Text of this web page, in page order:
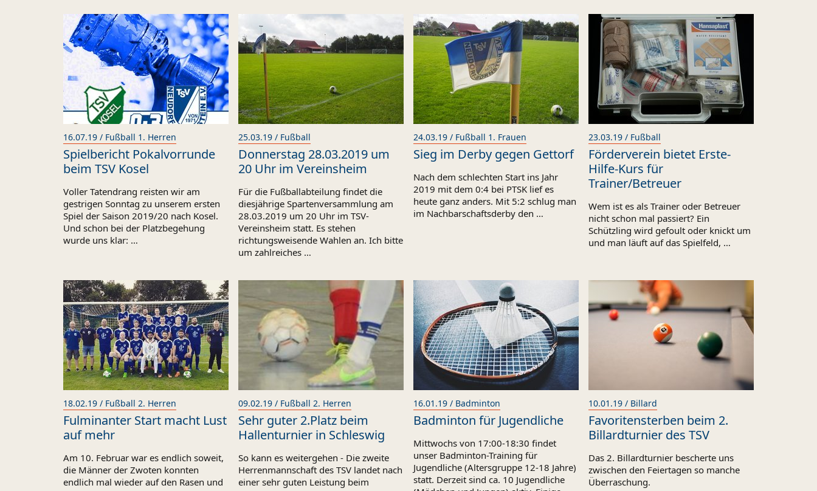
16.07.19 / Fußball 1. Herren
Spielbericht Pokalvorrunde
beim TSV Kosel
Voller Tatendrang reisten wir am
gestrigen Sonntag zu unserem ersten
Spiel der Saison 2019/20 nach Kosel.
Und schon bei der Platzbegehung
wurde uns klar: …
25.03.19 / Fußball
Donnerstag 28.03.2019 um
20 Uhr im Vereinsheim
Für die Fußballabteilung findet die
diesjährige Spartenversammlung am
28.03.2019 um 20 Uhr im TSV-
Vereinsheim statt. Es stehen
richtungsweisende Wahlen an. Ich bitte
um zahlreiches …
24.03.19 / Fußball 1. Frauen
Sieg im Derby gegen Gettorf
Nach dem schlechten Start ins Jahr
2019 mit dem 0:4 bei PTSK lief es
heute ganz anders. Mit 5:2 schlug man
im Nachbarschaftsderby den …
23.03.19 / Fußball
Förderverein bietet Erste-
Hilfe-Kurs für
Trainer/Betreuer
Wem ist es als Trainer oder Betreuer
nicht schon mal passiert? Ein
Schützling wird gefoult oder knickt um
und man läuft auf das Spielfeld, …
18.02.19 / Fußball 2. Herren
Fulminanter Start macht Lust
auf mehr
Am 10. Februar war es endlich soweit,
die Männer der Zwoten konnten
endlich mal wieder auf den Rasen und
09.02.19 / Fußball 2. Herren
Sehr guter 2.Platz beim
Hallenturnier in Schleswig
So kann es weitergehen - Die zweite
Herrenmannschaft des TSV landet nach
einer sehr guten Leistung beim
16.01.19 / Badminton
Badminton für Jugendliche
Mittwochs von 17:00-18:30 findet
unser Badminton-Training für
Jugendliche (Altersgruppe 12-18 Jahre)
statt. Derzeit sind ca. 10 Jugendliche
10.01.19 / Billard
Favoritensterben beim 2.
Billardturnier des TSV
Das 2. Billardturnier bescherte uns
zwischen den Feiertagen so manche
Überraschung.